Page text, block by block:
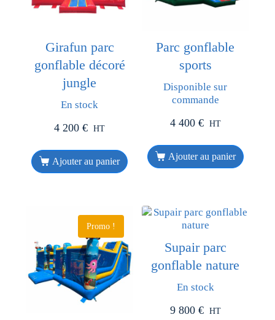
Girafun parc
gonflable décoré
jungle
En stock
4 200€ HT
Ajouter au panier
Parc gonflable
sports
Disponible sur
commande
4 400 € HT
Ajouter au panier
Promo !
Supair parc
gonflable nature
En stock
9 800 € HT